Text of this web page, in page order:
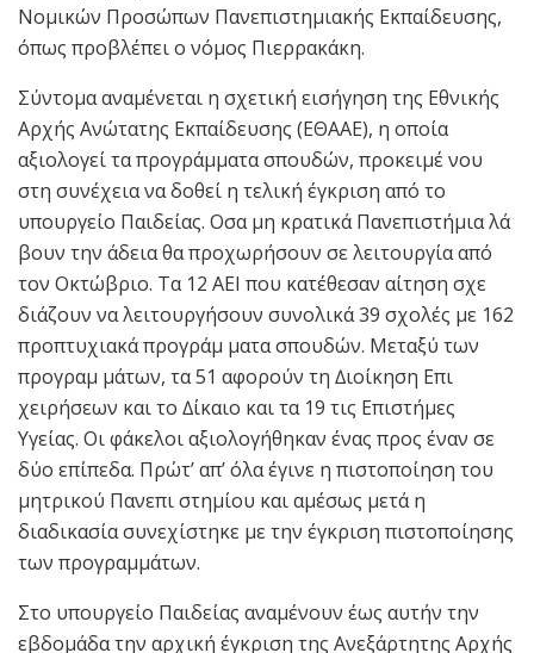
Νοµικών Προσώπων Πανεπιστηµιακής Εκπαίδευσης,
όπως προβλέπει ο νόµος Πιερρακάκη.
Σύντομα αναµένεται η σχετική εισήγηση της Εθνικής
Αρχής Ανώτατης Εκπαίδευσης (ΕΘΑΑΕ), η οποία
αξιολογεί τα προγράµµατα σπουδών, προκειµέ νου
στη συνέχεια να δοθεί η τελική έγκριση από το
υπουργείο Παιδείας. Οσα µη κρατικά Πανεπιστήµια λά
βουν την άδεια θα προχωρήσουν σε λειτουργία από
τον Οκτώβριο. Τα 12 ΑΕΙ που κατέθεσαν αίτηση σχε
διάζουν να λειτουργήσουν συνολικά 39 σχολές µε 162
προπτυχιακά προγράµ µατα σπουδών. Μεταξύ των
προγραµ µάτων, τα 51 αφορούν τη ∆ιοίκηση Επι
χειρήσεων και το ∆ίκαιο και τα 19 τις Επιστήµες
Υγείας. Οι φάκελοι αξιολογήθηκαν ένας προς έναν σε
δύο επίπεδα. Πρώτ’ απ’ όλα έγινε η πιστοποίηση του
µητρικού Πανεπι στηµίου και αµέσως µετά η
διαδικασία συνεχίστηκε µε την έγκριση πιστοποίησης
των προγραµµάτων.
Στο υπουργείο Παιδείας αναµένουν έως αυτήν την
εβδοµάδα την αρχική έγκριση της Ανεξάρτητης Αρχής